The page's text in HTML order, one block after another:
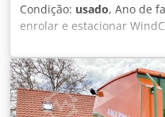
Condição: usado, Ano de
enrolar e estacionar
ambos os lados / Barra
de inclinação para
EasyCheck, 16 peças /
iluminação LED, lona de
Conjunto de pás